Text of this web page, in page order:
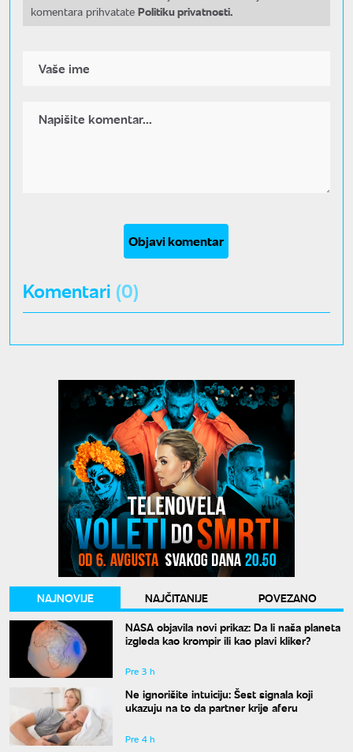
komentara prihvatate Politiku privatnosti.
Objavi komentar
Komentari (0)
NAJNOVIJE NAJČITANIJE
POVEZANO
NASA objavila novi prikaz: Da li naša planeta
izgleda kao krompir ili kao plavi kliker?
Pre 3 h
Ne ignorišite intuiciju: Šest signala koji
ukazuju na to da partner krije aferu
Pre 4 h